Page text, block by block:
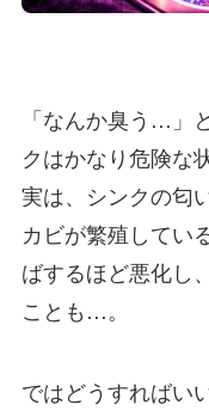
「なんか臭う…」
クはかなり危険な
実は、シンクの匂
カビが繁殖してい
ばするほど悪化し
ことも…。
ではどうすればい